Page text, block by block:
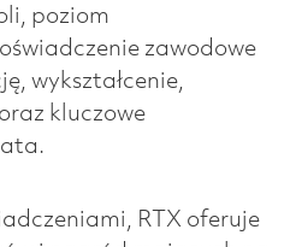
poziom
zawodowe
wykształcenie,
kluczowe
RTX oferuje